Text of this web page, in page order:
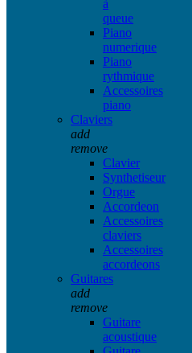
à
queue
Piano
numerique
Piano
rythmique
Accessoires
piano
Claviers
add
remove
Clavier
Synthetiseur
Orgue
Accordeon
Accessoires
claviers
Accessoires
accordeons
Guitares
add
remove
Guitare
acoustique